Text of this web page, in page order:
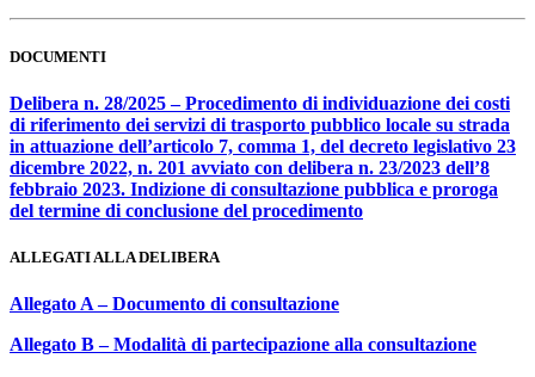
DOCUMENTI
Delibera n. 28/2025 – Procedimento di individuazione dei costi
di riferimento dei servizi di trasporto pubblico locale su strada
in attuazione dell’articolo 7, comma 1, del decreto legislativo 23
dicembre 2022, n. 201 avviato con delibera n. 23/2023 dell’8
febbraio 2023. Indizione di consultazione pubblica e proroga
del termine di conclusione del procedimento
ALLEGATI ALLA DELIBERA
Allegato A – Documento di consultazione
Allegato B – Modalità di partecipazione alla consultazione